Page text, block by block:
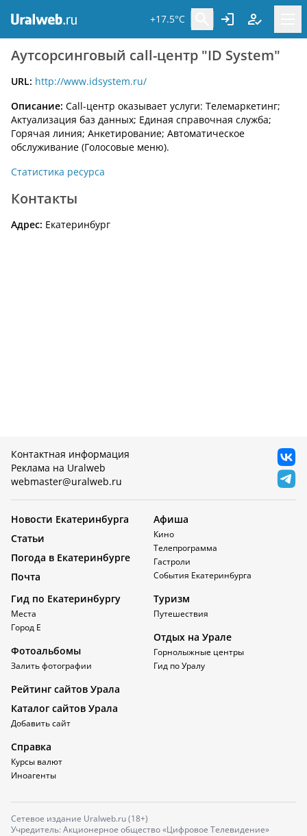
+17.5°C
Аутсорсинговый call-центр "ID System"
URL: http://www.idsystem.ru/
Описание: Call-центр оказывает услуги: Телемаркетинг;
Актуализация баз данных; Единая справочная служба;
Горячая линия; Анкетирование; Автоматическое
обслуживание (Голосовые меню).
Статистика ресурса
Контакты
Адрес: Екатеринбург
Контактная информация
Реклама на Uralweb
webmaster@uralweb.ru
Новости Екатеринбурга
Статьи
Погода в Екатеринбурге
Почта
Афиша
Кино
Телепрограмма
Гастроли
События Екатеринбурга
Гид по Екатеринбургу
Места
Город Е
Фотоальбомы
Залить фотографии
Туризм
Путешествия
Отдых на Урале
Горнолыжные центры
Гид по Уралу
Рейтинг сайтов Урала
Каталог сайтов Урала
Добавить сайт
Справка
Курсы валют
Иноагенты
Сетевое издание Uralweb.ru (18+)
Учредитель: Акционерное общество «Цифровое Телевидение»